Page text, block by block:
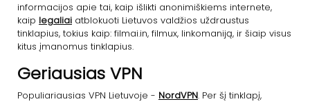
informacijos apie tai, kaip išlikti anonimiškiems internete,
kaip legaliai atblokuoti Lietuvos valdžios uždraustus
tinklapius, tokius kaip: filmai.in, filmux, linkomaniją, ir šiaip visus
kitus įmanomus tinklapius.
Geriausias VPN
Populiariausias VPN Lietuvoje - NordVPN. Per šį tinklapį,